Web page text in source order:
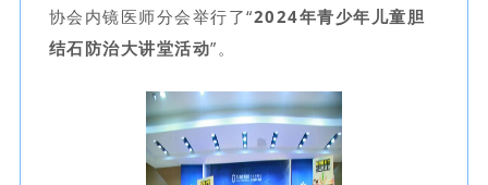
协会内镜医师分会举行了“2024年青少年儿童胆
结石防治大讲堂活动”。